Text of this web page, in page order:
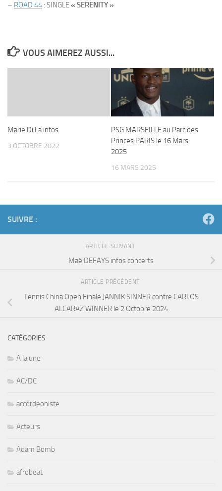
– ROAD 44 : SINGLE« SERENITY »
VOUS AIMEREZ AUSSI...
Marie Di La infos
3 OCTOBRE 2022
PSG MARSEILLE au Parc des
Princes PARIS le 16 Mars
2025
16 MARS 2025
SUIVRE :
ARTICLE SUIVANT
Maë DEFAYS infos concerts
ARTICLE PRÉCÉDENT
Tennis China Open Finale JANNIK SINNER contre CARLOS
ALCARAZ WINNER le 2 Octobre 2024
CATÉGORIES
A la une
AC/DC
accordeoniste
Acteurs
Adam Bomb
afrobeat